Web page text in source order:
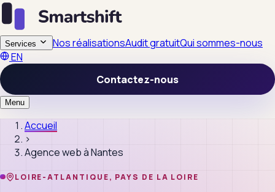
Services Nos réalisationsAudit gratuitQui sommes-nous
EN
Contactez-nous
Menu
Accueil
›
Agence web àNantes
LOIRE-ATLANTIQUE, PAYS DE LA LOIRE